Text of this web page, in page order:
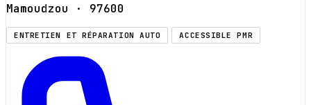
Mamoudzou · 97600
ENTRETIEN ET RÉPARATION AUTO ACCESSIBLE PMR